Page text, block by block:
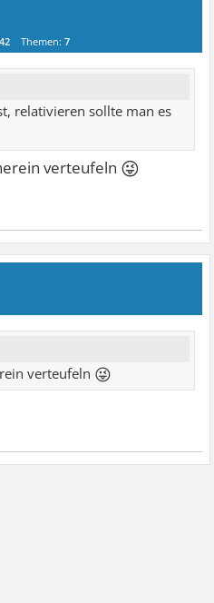
Themen:7
relativieren sollte man es
verteufeln 😜
verteufeln 😜